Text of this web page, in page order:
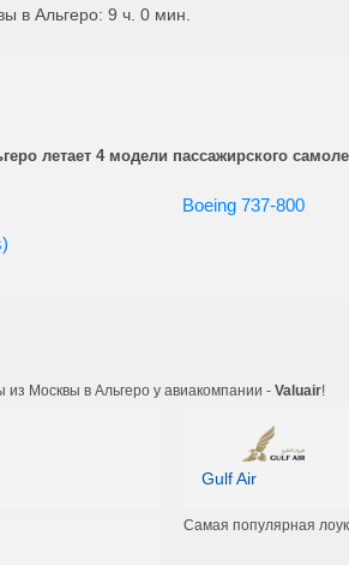
в Альгеро: 9 ч. 0 мин.
летает 4 модели пассажирского
Boeing 737-800
Москвы в Альгеро у авиакомпании - Valuair!
Gulf Air
Самая популярная